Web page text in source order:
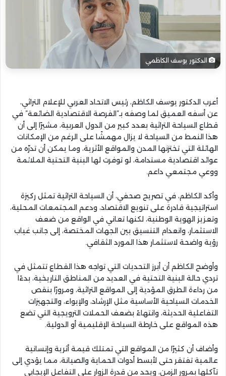
الدكتور يوسف الكاظمي
أعرب الدكتور يوسف الكاظم، رئيس الاتحاد العربي للإعلام التراثي،
عن أسفه العميق لما وصفه بـ”الفرصة الاقتصادية الضائعة” في
قطاع السياحة التراثية بعدد كبير من الدول العربية، مشيرًا إلى أن
هذا النمط من السياحة لا يزال مهمشًا على الرغم من الإمكانات
الهائلة التي تختزنها المدن والمواقع الأثرية، وما يمكن أن تدرّه من
عوائد اقتصادية مستدامة، لو توفرت لها البنية التحتية الملائمة
ووعي مجتمعي داعم.
وأكد الكاظم، في تصريح صحفي، أن السياحة التراثية تمثل ركيزة
استراتيجية قادرة على تنويع الاقتصاد، ودعم المجتمعات المحلية،
وتعزيز الهوية الوطنية، لكنها تعاني في الواقع من ضعف
الاستثمار، وانعدام التنسيق بين الجهات المختصة، إلى جانب غياب
رؤية واضحة لاستثمار هذا المورد الثقافي.
وأوضح الكاظم أن أبرز التحديات التي تواجه هذا القطاع تتمثل في
تردي حالة البنية التحتية في العديد من المناطق التاريخية، بدءًا
من رداءة الطرق المؤدية إلى المواقع التراثية، ومرورًا بنقص
الخدمات السياحية الأساسية مثل الإرشاد، والإيواء، والتجهيزات
التفاعلية الحديثة، وانتهاءً بضعف الحملات الترويجية التي تضع
هذه المواقع على خارطة السياحة الإقليمية أو الدولية.
وأضاف أن كثيرًا من المواقع التي تمتلك قيمة أثرية وإنسانية
عالمية تفتقر حتى لأبسط أدوات الحماية والصيانة، مما يؤدي إلى
تآكلها بمرور الزمن، ويحد من قدرة الزوار على التفاعل الإيجابي